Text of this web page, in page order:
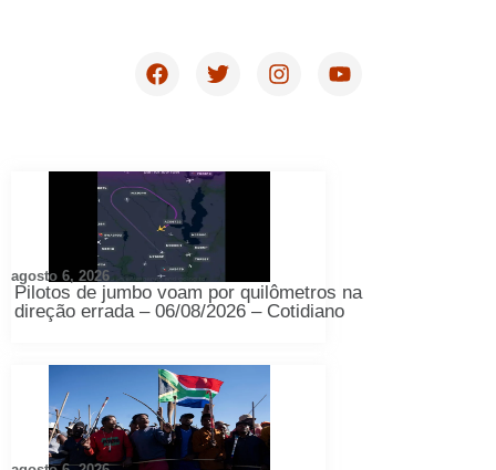
Pilotos de jumbo voam por quilômetros na
direção errada – 06/08/2026 – Cotidiano
agosto 6, 2026